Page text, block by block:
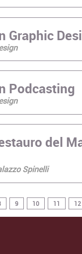
Graphic
Podcasting
del
Spinelli
9 10 11 12